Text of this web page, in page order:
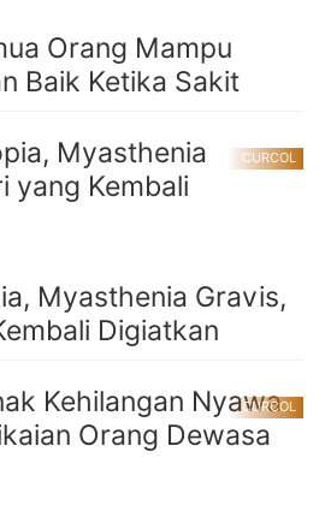
Orang Mampu
Baik Ketika Sakit
CURCOL
Myasthenia Gravis,
Digiatkan
CURCOL